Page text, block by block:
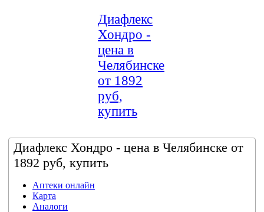
Диафлекс
Хондро -
цена в
Челябинске
от 1892
руб,
купить
Диафлекс Хондро - цена в Челябинске от
1892 руб, купить
Аптеки онлайн
Карта
Аналоги